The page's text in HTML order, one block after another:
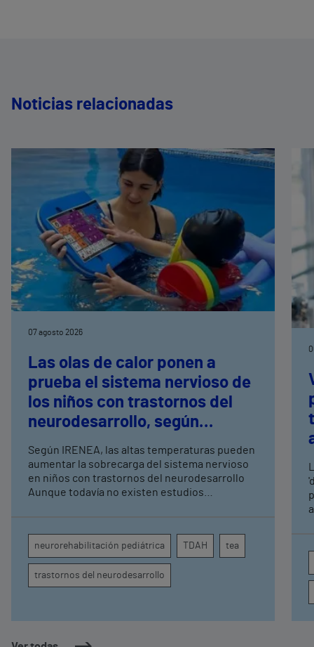
Noticias relacionadas
07 agosto 2026
Las olas de calor ponen a
prueba el sistema nervioso de
los niños con trastornos del
neurodesarrollo, según
neurorrehabilitación
pediátrica de Vithas
Según IRENEA, las altas temperaturas pueden
aumentar la sobrecarga del sistema nervioso
en niños con trastornos del neurodesarrollo
Aunque todavía no existen estudios
atención, la regulación emocional y la
conducta
neurorehabilitación pediátrica TDAH tea
trastornos del neurodesarrollo